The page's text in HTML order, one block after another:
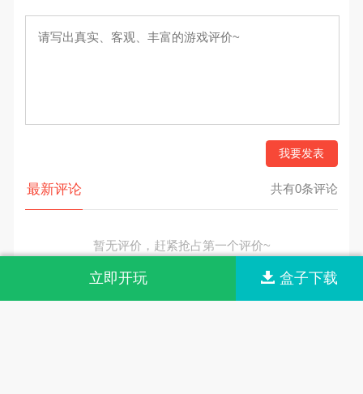
我要发表
最新评论 共有0条评论
暂无评价，赶紧抢占第一个评价~
立即开玩 盒子下载